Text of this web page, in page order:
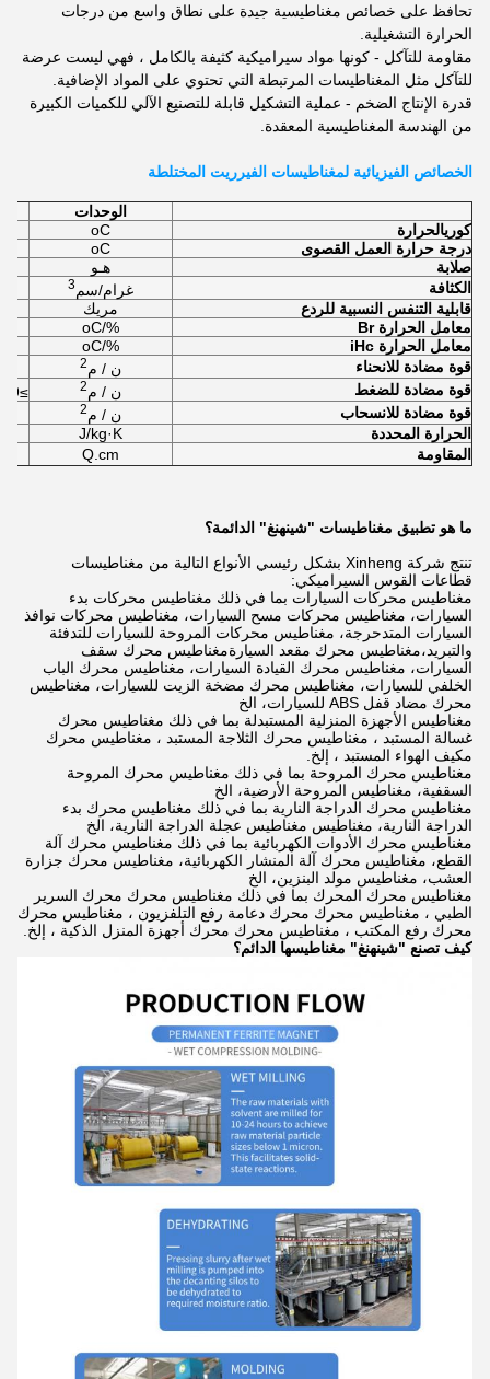
تحافظ على خصائص مغناطيسية جيدة على نطاق واسع من درجات
الحرارة التشغيلية.
مقاومة للتآكل - كونها مواد سيراميكية كثيفة بالكامل ، فهي ليست عرضة
للتآكل مثل المغناطيسات المرتبطة التي تحتوي على المواد الإضافية.
قدرة الإنتاج الضخم - عملية التشكيل قابلة للتصنيع الآلي للكميات الكبيرة
من الهندسة المغناطيسية المعقدة.
الخصائص الفيزيائية لمغناطيسات الفيرريت المختلطة
الوحدات
كوريالحرارة
oC
درجة حرارة العمل القصوى
oC
صلابة
هـو
الكثافة
غرام/سم 3
قابلية التنفس النسبية للردع
مريك
معامل الحرارة Br
%/oC
معامل الحرارة iHc
%/oC
قوة مضادة للانحناء
ن / م2
قوة مضادة للضغط ن / م2
≥6.9×10
قوة مضادة للانسحاب
ن / م2
الحرارة المحددة
J/kg·K
المقاومة
Q.cm
ما هو تطبيق مغناطيسات "شينهنغ" الدائمة؟
تنتج شركة Xinheng بشكل رئيسي الأنواع التالية من مغناطيسات
قطاعات القوس السيراميكي:
مغناطيس محركات السيارات بما في ذلك مغناطيس محركات بدء
السيارات، مغناطيس محركات مسح السيارات، مغناطيس محركات نوافذ
السيارات المتدحرجة، مغناطيس محركات المروحة للسيارات للتدفئة
والتبريد،مغناطيس محرك مقعد السيارةمغناطيس محرك سقف
السيارات، مغناطيس محرك القيادة السيارات، مغناطيس محرك الباب
الخلفي للسيارات، مغناطيس محرك مضخة الزيت للسيارات، مغناطيس
محرك مضاد قفل ABS للسيارات، الخ
مغناطيس الأجهزة المنزلية المستبدلة بما في ذلك مغناطيس محرك
غسالة المستبد ، مغناطيس محرك الثلاجة المستبد ، مغناطيس محرك
مكيف الهواء المستبد ، إلخ.
مغناطيس محرك المروحة بما في ذلك مغناطيس محرك المروحة
السقفية، مغناطيس المروحة الأرضية، الخ
مغناطيس محرك الدراجة النارية بما في ذلك مغناطيس محرك بدء
الدراجة النارية، مغناطيس مغناطيس عجلة الدراجة النارية، الخ
مغناطيس محرك الأدوات الكهربائية بما في ذلك مغناطيس محرك آلة
القطع، مغناطيس محرك آلة المنشار الكهربائية، مغناطيس محرك جزارة
العشب، مغناطيس مولد البنزين، الخ
مغناطيس محرك المحرك بما في ذلك مغناطيس محرك محرك السرير
الطبي ، مغناطيس محرك محرك دعامة رفع التلفزيون ، مغناطيس محرك
محرك رفع المكتب ، مغناطيس محرك محرك أجهزة المنزل الذكية ، إلخ.
كيف تصنع "شينهنغ" مغناطيسها الدائم؟